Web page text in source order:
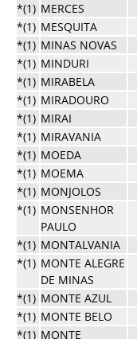
*(1) MERCES
*(1) MESQUITA
*(1) MINAS NOVAS
*(1) MINDURI
*(1) MIRABELA
*(1) MIRADOURO
*(1) MIRAI
*(1) MIRAVANIA
*(1) MOEDA
*(1) MOEMA
*(1) MONJOLOS
*(1) MONSENHOR
PAULO
*(1) MONTALVANIA
*(1) MONTE ALEGRE
DE MINAS
*(1) MONTE AZUL
*(1) MONTE BELO
*(1) MONTE